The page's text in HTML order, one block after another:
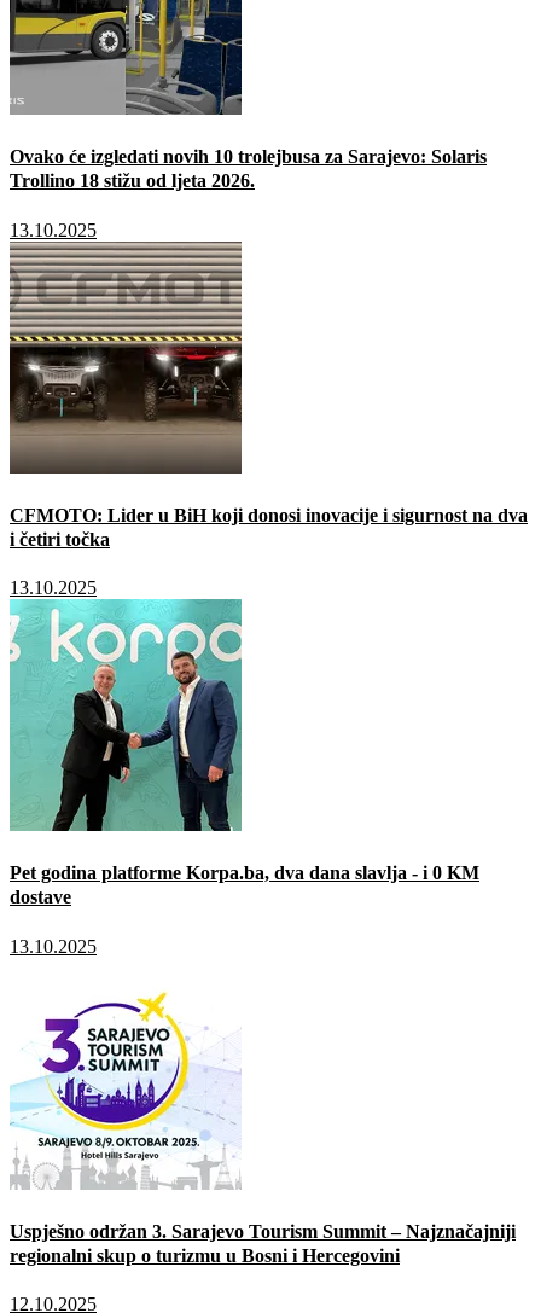
Ovako će izgledati novih 10 trolejbusa za Sarajevo: Solaris
Trollino 18 stižu od ljeta 2026.
13.10.2025
CFMOTO: Lider u BiH koji donosi inovacije i sigurnost na dva
i četiri točka
13.10.2025
Pet godina platforme Korpa.ba, dva dana slavlja - i 0 KM
dostave
13.10.2025
Uspješno održan 3. Sarajevo Tourism Summit – Najznačajniji
regionalni skup o turizmu u Bosni i Hercegovini
12.10.2025